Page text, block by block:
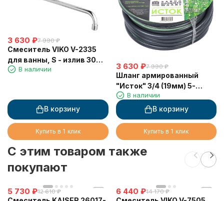
3 630 ₽7 990 ₽
Смеситель VIKO V-2335
для ванны, S - излив 30
см, с держателем
В наличии
В корзину
Купить в 1 клик
3 630 ₽7 990 ₽
Шланг армированный
"Исток" 3/4 (19мм) 5-
слойный "ЭЛИТ" синий
(25м)
В наличии
В корзину
Купить в 1 клик
C этим товаром также
покупают
5 730 ₽12 610 ₽ 6 440 ₽14 170 ₽